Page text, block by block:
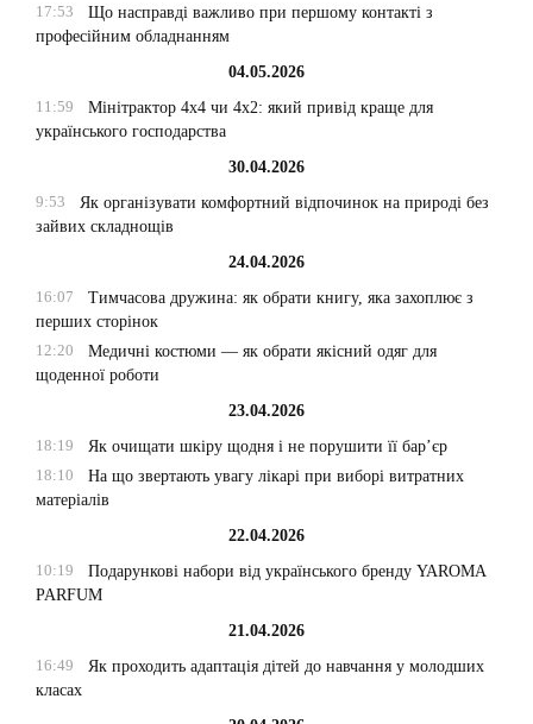
17:53
Що насправді важливо при першому контакті з
професійним обладнанням
04.05.2026
11:59
Мінітрактор 4х4 чи 4х2: який привід краще для
українського господарства
30.04.2026
9:53
Як організувати комфортний відпочинок на природі без
зайвих складнощів
24.04.2026
16:07
Тимчасова дружина: як обрати книгу, яка захоплює з
перших сторінок
12:20
Медичні костюми — як обрати якісний одяг для
щоденної роботи
23.04.2026
18:19
Як очищати шкіру щодня і не порушити її бар’єр
18:10
На що звертають увагу лікарі при виборі витратних
матеріалів
22.04.2026
10:19
Подарункові набори від українського бренду YAROMA
PARFUM
21.04.2026
16:49
Як проходить адаптація дітей до навчання у молодших
класах